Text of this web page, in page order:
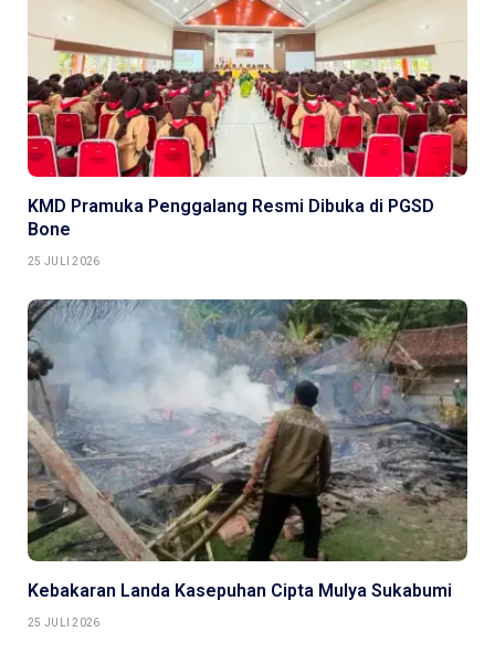
KMD Pramuka Penggalang Resmi Dibuka di PGSD
Bone
25 JULI 2026
Kebakaran Landa Kasepuhan Cipta Mulya Sukabumi
25 JULI 2026